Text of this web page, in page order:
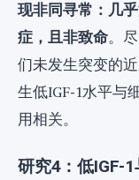
现非同寻常：几
症，且非致命。
们未发生突变的
生低IGF-1水平与
用相关。
研究4：低IGF-